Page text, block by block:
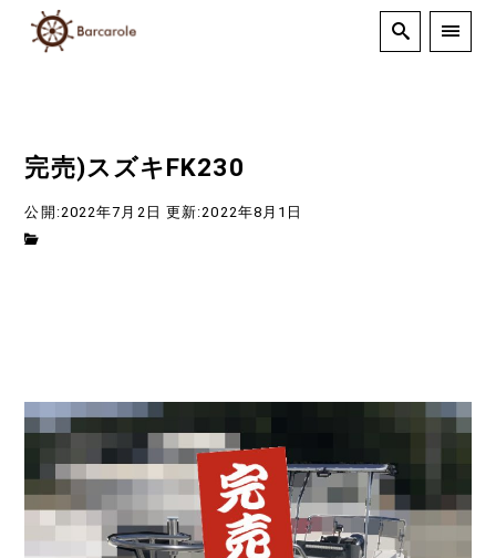
完売)スズキFK230
公開:2022年7月2日 更新:2022年8月1日